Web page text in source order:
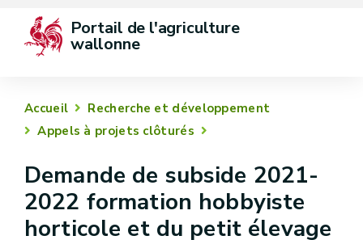
Portail de l'agriculture
wallonne
Accueil
Recherche et développement
Appels à projets clôturés
Demande de subside 2021-
2022 formation hobbyiste
horticole et du petit élevage